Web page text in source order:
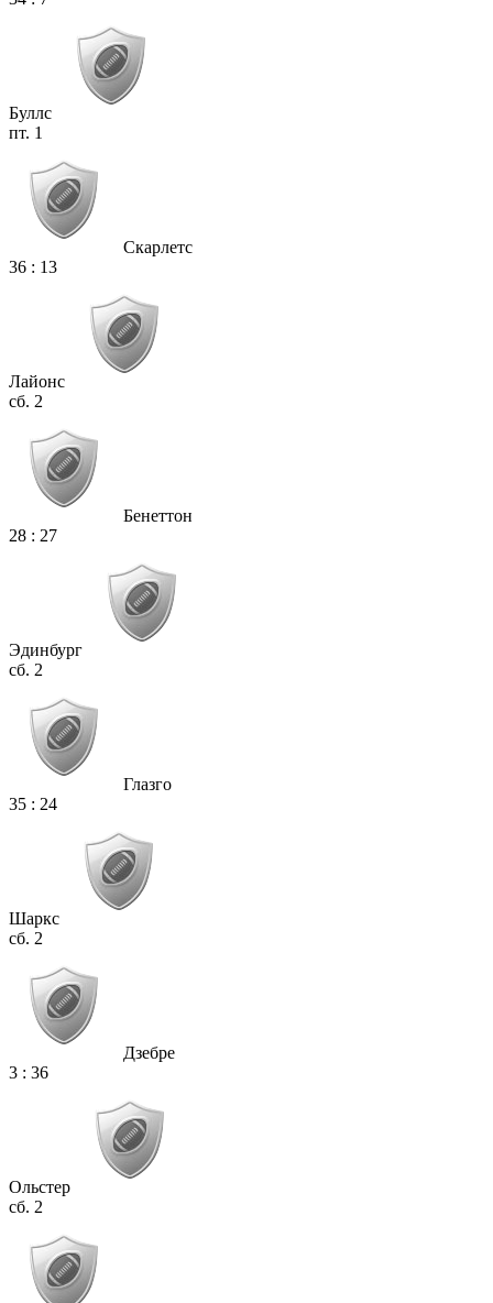
Буллс
пт. 1
Скарлетс
36 : 13
Лайонс
сб. 2
Бенеттон
28 : 27
Эдинбург
сб. 2
Глазго
35 : 24
Шаркс
сб. 2
Дзебре
3 : 36
Ольстер
сб. 2